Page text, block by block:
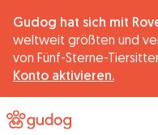
Gudog hat sich mit
weltweit größten und
von Fünf-Sterne-
Konto aktivieren.